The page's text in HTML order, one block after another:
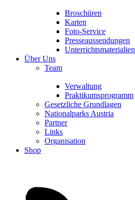
Broschüren
Karten
Foto-Service
Presseaussendungen
Unterrichtsmaterialien
Über Uns
Team
Verwaltung
Praktikumsprogramm
Gesetzliche Grundlagen
Nationalparks Austria
Partner
Links
Organisation
Shop